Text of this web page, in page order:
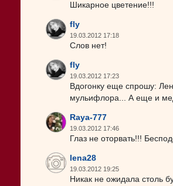
Шикарное цветение!!!
fly
19.03.2012 17:18
Слов нет!
fly
19.03.2012 17:23
Вдогонку еще спрошу:
мульифлора... А еще и
Raya-777
19.03.2012 17:46
Глаз не оторвать!!!
lena28
19.03.2012 19:25
Никак не ожидала столь